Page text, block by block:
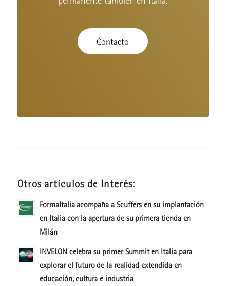
Contacto
Otros artículos de Interés:
FormaItalia acompaña a Scuffers en su implantación
en Italia con la apertura de su primera tienda en
Milán
INVELON celebra su primer Summit en Italia para
explorar el futuro de la realidad extendida en
educación, cultura e industria